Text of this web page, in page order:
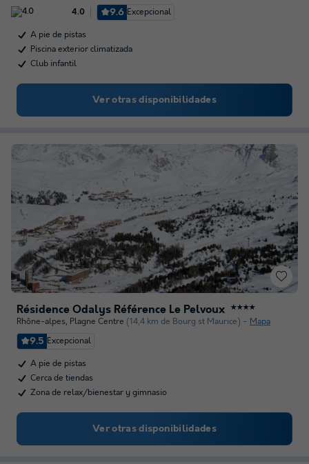
4.0 9.6 Excepcional
A pie de pistas
Piscina exterior climatizada
Club infantil
Ver otras disponibilidades
Résidence Odalys Référence Le Pelvoux ★★★★
Rhône-alpes, Plagne Centre (14,4 km de Bourg st Maurice) Mapa
9.5 Excepcional
A pie de pistas
Cerca de tiendas
Zona de relax/bienestar y gimnasio
Ver otras disponibilidades